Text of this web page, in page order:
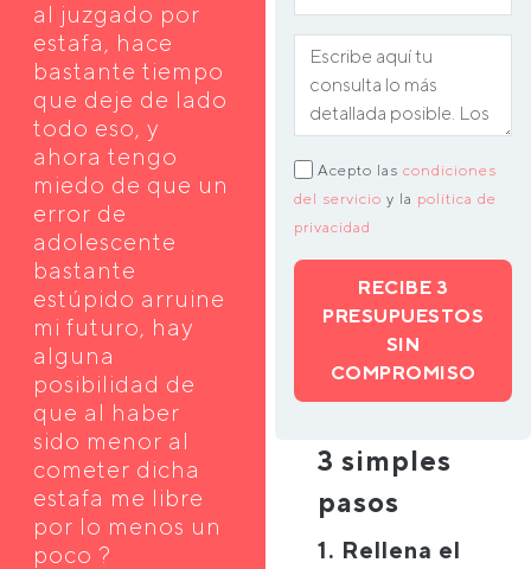
al juzgado por
estafa, hace
bastante tiempo
que deje de lado
todo eso, y
ahora tengo
miedo de que un
error de
adolescente
bastante
estúpido arruine
mi futuro, hay
alguna
posibilidad de
que al haber
sido menor al
cometer dicha
estafa me libre
por lo menos un
poco ?
Acepto las condiciones
del servicio y la política de
privacidad
RECIBE 3
PRESUPUESTOS
SIN
COMPROMISO
3 simples
pasos
1. Rellena el